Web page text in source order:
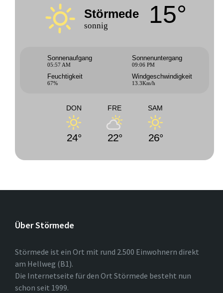
Störmede
sonnig 15°
Sonnenaufgang
05:57 AM
Sonnenuntergang
09:06 PM
Feuchtigkeit
67%
Windgeschwindigkeit
13.3Km/h
DON
24°
FRE
22°
SAM
26°
Über Störmede
Störmede ist ein Ort mit rund 2.500 Einwohnern direkt
am Hellweg (B1).
Die Internetseite für den Ort Störmede besteht nun
schon seit 1999.